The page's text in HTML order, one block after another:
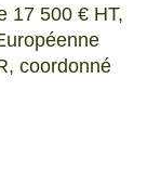
17 500 € HT,
coordonné